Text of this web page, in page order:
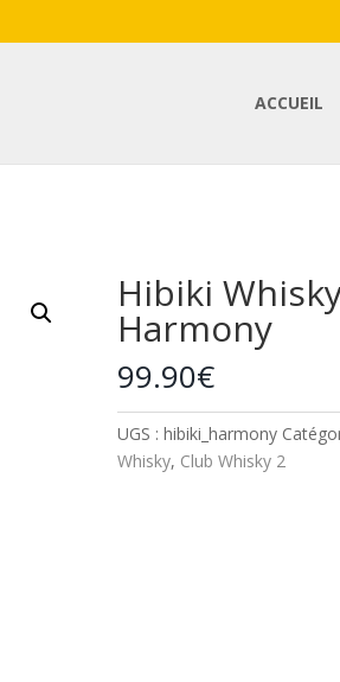
ACCUEIL
Hibiki
Harmony
99.90€
UGS :hibiki_harmony
Whisky, Club Whisky 2